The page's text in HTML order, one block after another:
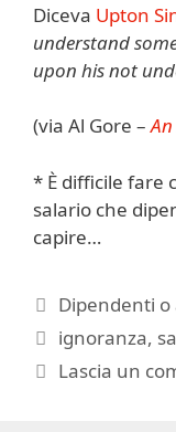
Diceva Upton
understand
upon his not
(via Al Gore –
* È difficile fare
salario che
capire…
Categorie
Dipendenti o
Tag
ignoranza,
Lascia un